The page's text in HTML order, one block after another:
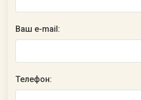
Ваш e-mail:
Телефон: